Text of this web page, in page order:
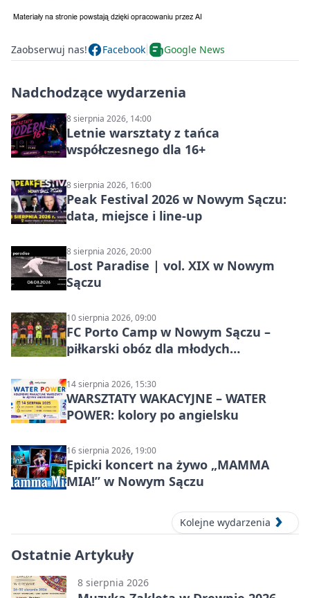
Zaobserwuj nas! Facebook Google News
Nadchodzące wydarzenia
8 sierpnia 2026, 14:00
Letnie warsztaty z tańca
współczesnego dla 16+
8 sierpnia 2026, 16:00
Peak Festival 2026 w Nowym Sączu:
data, miejsce i line-up
8 sierpnia 2026, 20:00
Lost Paradise | vol. XIX w Nowym
Sączu
10 sierpnia 2026, 09:00
FC Porto Camp w Nowym Sączu –
piłkarski obóz dla młodych
14 sierpnia 2026, 15:30
WARSZTATY WAKACYJNE – WATER
POWER: kolory po angielsku
16 sierpnia 2026, 19:00
Epicki koncert na żywo „MAMMA
MIA!” w Nowym Sączu
Kolejne wydarzenia
Ostatnie Artykuły
8 sierpnia 2026